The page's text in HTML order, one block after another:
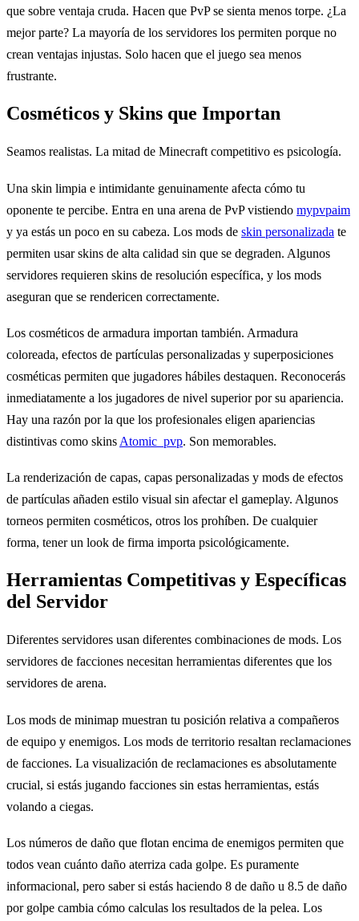
que sobre ventaja cruda. Hacen que PvP se sienta menos torpe. ¿La
mejor parte? La mayoría de los servidores los permiten porque no
crean ventajas injustas. Solo hacen que el juego sea menos
frustrante.
Cosméticos y Skins que Importan
Seamos realistas. La mitad de Minecraft competitivo es psicología.
Una skin limpia e intimidante genuinamente afecta cómo tu
oponente te percibe. Entra en una arena de PvP vistiendo mypvpaim
y ya estás un poco en su cabeza. Los mods de skin personalizada te
permiten usar skins de alta calidad sin que se degraden. Algunos
servidores requieren skins de resolución específica, y los mods
aseguran que se rendericen correctamente.
Los cosméticos de armadura importan también. Armadura
coloreada, efectos de partículas personalizadas y superposiciones
cosméticas permiten que jugadores hábiles destaquen. Reconocerás
inmediatamente a los jugadores de nivel superior por su apariencia.
Hay una razón por la que los profesionales eligen apariencias
distintivas como skins Atomic_pvp. Son memorables.
La renderización de capas, capas personalizadas y mods de efectos
de partículas añaden estilo visual sin afectar el gameplay. Algunos
torneos permiten cosméticos, otros los prohíben. De cualquier
forma, tener un look de firma importa psicológicamente.
Herramientas Competitivas y Específicas
del Servidor
Diferentes servidores usan diferentes combinaciones de mods. Los
servidores de facciones necesitan herramientas diferentes que los
servidores de arena.
Los mods de minimap muestran tu posición relativa a compañeros
de equipo y enemigos. Los mods de territorio resaltan reclamaciones
de facciones. La visualización de reclamaciones es absolutamente
crucial, si estás jugando facciones sin estas herramientas, estás
volando a ciegas.
Los números de daño que flotan encima de enemigos permiten que
todos vean cuánto daño aterriza cada golpe. Es puramente
informacional, pero saber si estás haciendo 8 de daño u 8.5 de daño
por golpe cambia cómo calculas los resultados de la pelea. Los